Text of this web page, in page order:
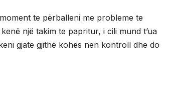
te përballeni me probleme te
një takim te papritur, i cili mund t’ua
gjate gjithë kohës nen kontroll dhe do